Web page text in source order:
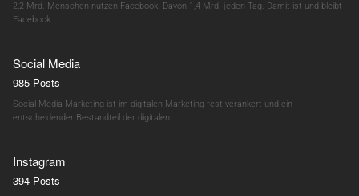
2,2 Mrd. Menschen nutzen Facebook. Davon 1,4 Mrd. jeden Tag. Damit ist und bleibt
Facebook…
Social Media
985 Posts
Social Media Marketing ist im digitalen Marketing fest verankert und ein
entscheidender Bestandteil der digitalen…
Instagram
394 Posts